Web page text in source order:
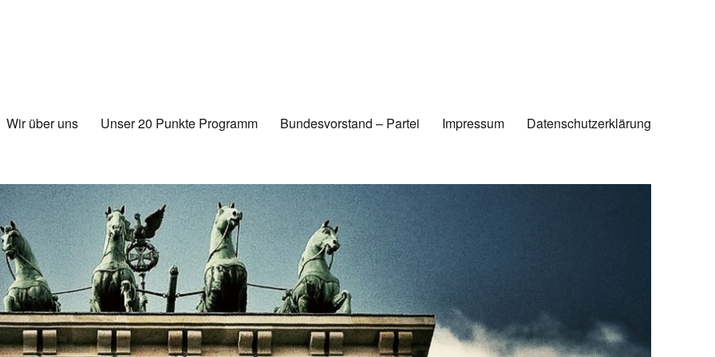
Wir über uns Unser 20 Punkte Programm Bundesvorstand – Partei Impressum Datenschutzerklärung